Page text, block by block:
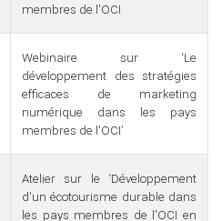
membres de l'OCI
Webinaire sur ‘Le
développement des stratégies
efficaces de marketing
numérique dans les pays
membres de l'OCI’
Atelier sur le ‘Développement
d'un écotourisme durable dans
les pays membres de l'OCI en